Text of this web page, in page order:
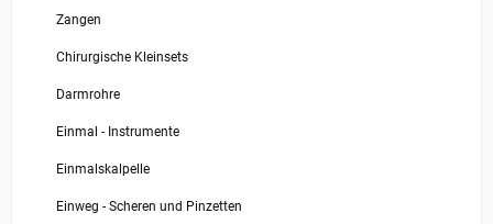
Zangen
Chirurgische Kleinsets
Darmrohre
Einmal - Instrumente
Einmalskalpelle
Einweg - Scheren und Pinzetten